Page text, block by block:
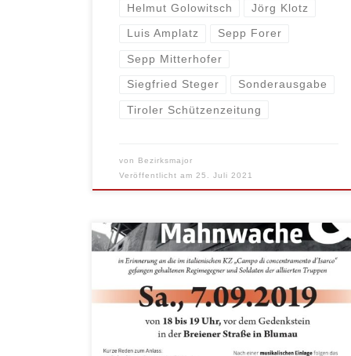
Helmut Golowitsch Jörg Klotz
Luis Amplatz Sepp Forer
Sepp Mitterhofer
Siegfried Steger Sonderausgabe
Tiroler Schützenzeitung
von Bezirksmajor
Veröffentlicht am 25. Juli 2021
Am 7. September findet in Blumau mit
Beginn um 18.00 Uhr eine Gedenk- und
Mahnwache der Heimatvereine statt, um
an die im italienischen KZ „Campo di
concentramento Prato d’Isarco“ von 1941